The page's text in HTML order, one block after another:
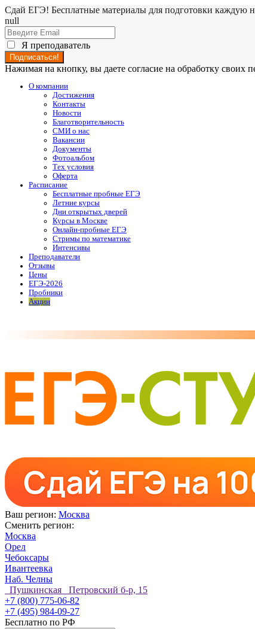
Сдай ЕГЭ! Бесплатные материалы для подготовки каждую
null
Я преподаватель
Нажимая на кнопку, вы даете согласие на обработку своих
О компании
Достижения
Контакты
Новости
Благотворительность
СМИ о нас
Вакансии
Документы
Фотоальбом
Тех условия
Оферта
Расписание
Бесплатные пробные ЕГЭ
Летние курсы
Дни открытых дверей
Курсы в Москве
Онлайн-пробные ЕГЭ
Стримы по математике
Интенсивы
Преподаватели
Отзывы
Цены
ЕГЭ-2026
Пробники
Акции
Ваш регион: Москва
Сменить регион:
Москва
Орел
Чебоксары
Ивантеевка
Наб. Челны
Пушкинская Петровский б-р, 15
+7 (800) 775-06-82
+7 (495) 984-09-27
Бесплатно по РФ